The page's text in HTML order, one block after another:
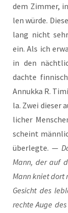
dem Zim­mer,
len wür­de.
lang nicht
ein. Als ich
in den
dach­te
Annuk­ka R.
la. Zwei die­ser
li­cher
scheint
über­leg­te. —
Mann, der auf
Mann kniet dort
Gesicht des
rech­te Auge